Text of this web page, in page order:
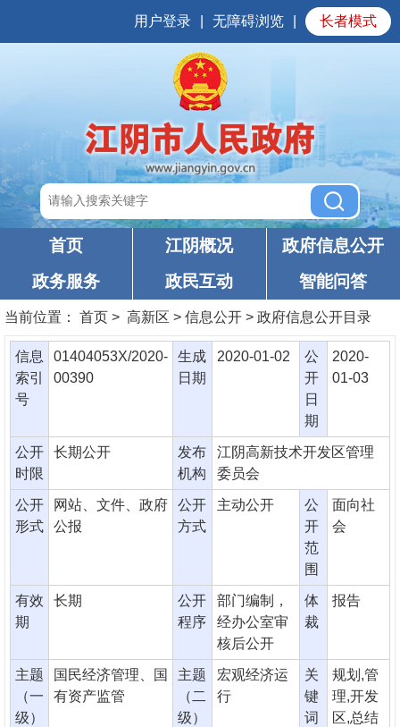
用户登录 无障碍浏览 长者模式
首页 江阴概况
政府信息公开
政务服务
政民互动 智能问答
当前位置： 首页 > 高新区 > 信息公开 > 政府信息公开目录
信息
索引
号
01404053X/2020-
00390
生成
日期
2020-01-02
公
开
日
期
2020-
01-03
公开
时限
长期公开
发布
机构
江阴高新技术开发区管理
委员会
公开
形式
网站、文件、政府
公报
公开
方式
主动公开
公
开
范
围
面向社
会
有效
期
长期
公开
程序
部门编制，
经办公室审
核后公开
体
裁
报告
主题
（一
级）
国民经济管理、国
有资产监管
主题
（二
级）
宏观经济运
行
关
键
词
规划,管
理,开发
区,总结